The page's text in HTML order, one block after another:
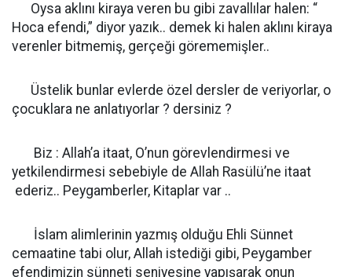
Oysa aklını kiraya veren bu gibi zavallılar halen: “
Hoca efendi,” diyor yazık.. demek ki halen aklını kiraya
verenler bitmemiş, gerçeği görememişler..
Üstelik bunlar evlerde özel dersler de veriyorlar, o
çocuklara ne anlatıyorlar ? dersiniz ?
Biz : Allah’a itaat, O’nun görevlendirmesi ve
yetkilendirmesi sebebiyle de Allah Rasülü’ne itaat
ederiz.. Peygamberler, Kitaplar var ..
İslam alimlerinin yazmış olduğu Ehli Sünnet
cemaatine tabi olur, Allah istediği gibi, Peygamber
efendimizin sünneti seniyesine yapışarak onun